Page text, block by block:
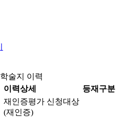
학술지 이력
이력상세 등재구분
재인증평가 신청대상
(재인증)